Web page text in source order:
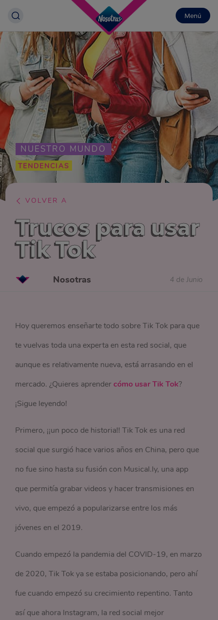
Menú
NUESTRO MUNDO
TENDENCIAS
VOLVER A
Trucos para usar
Tik Tok
Nosotras 4 de Junio
Hoy queremos enseñarte todo sobre Tik Tok para que
te vuelvas toda una experta en esta red social, que
aunque es relativamente nueva, está arrasando en el
mercado. ¿Quieres aprendercómo usar Tik Tok?
¡Sigue leyendo!
Primero, ¡¡un poco de historia!! Tik Tok es una red
social que surgió hace varios años en China, pero que
no fue sino hasta su fusión con Musical.ly, una app
que permitía grabar videos y hacer transmisiones en
vivo, que empezó a popularizarse entre los más
jóvenes en el 2019.
Cuando empezó la pandemia del COVID-19, en marzo
de 2020, Tik Tok ya se estaba posicionando, pero ahí
fue cuando empezó su crecimiento repentino. Tanto
así que ahora Instagram, la red social mejor